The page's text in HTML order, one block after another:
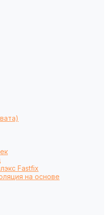
Fastfix
на основе